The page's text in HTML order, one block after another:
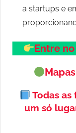
a startups e
Entre
Todas
um só